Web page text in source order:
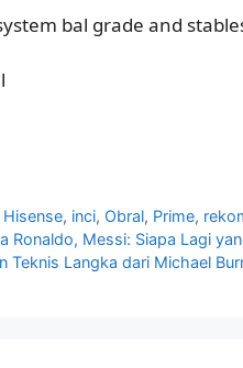
bal grade and
Hisense, inci, Obral, Prime,
Ronaldo, Messi: Siapa Lagi
Teknis Langka dari Michael